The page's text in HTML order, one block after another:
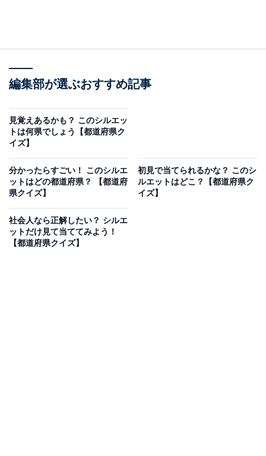
こちらもおすすめ
意外と難しい！ このシルエットはどこの都道府
県？ 【都道府県クイズ】
編集部が選ぶおすすめ記事
見覚えあるかも？ このシルエッ
トは何県でしょう【都道府県ク
イズ】
分かったらすごい！ このシルエ
ットはどの都道府県？ 【都道府
県クイズ】
初見で当てられるかな？ このシ
ルエットはどこ？【都道府県ク
イズ】
社会人なら正解したい？ シルエ
ットだけ見て当ててみよう！
【都道府県クイズ】